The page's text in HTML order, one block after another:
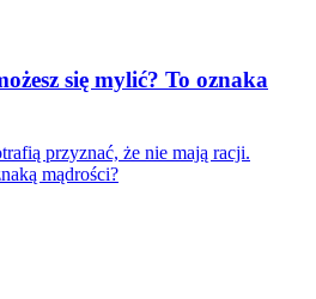
się mylić? To oznaka
przyznać, że nie mają racji.
mądrości?